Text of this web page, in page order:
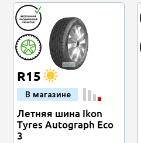
R15
В магазине
Летняя шина Ikon
Tyres Autograph Eco
3